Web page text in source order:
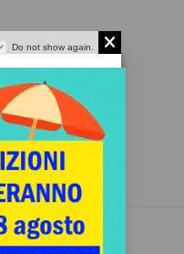
-15%
Do not show again.